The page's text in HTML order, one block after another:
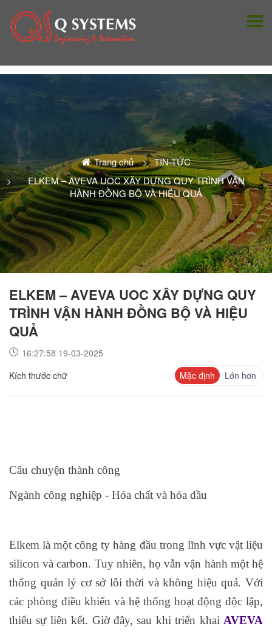
Trang chủ
TIN TỨC
ELKEM – AVEVA UOC XÂY DỰNG QUY TRÌNH VẬN
HÀNH ĐỒNG BỘ VÀ HIỆU QUẢ
ELKEM – AVEVA UOC XÂY DỰNG QUY
TRÌNH VẬN HÀNH ĐỒNG BỘ VÀ HIỆU
QUẢ
16:27:58 19-03-2025
Kích thước chữ
Mặc định Lớn hơn
Câu chuyện thành công
Ngành công nghiệp - Hóa chất và hóa dầu
Elkem là một công ty hàng đầu trong lĩnh vực vật liệu
silicon và carbon. Tuy nhiên, họ vẫn vận hành một hệ
thống quản lý cơ sở lỗi thời và không hiệu quả. Với
các phòng điều khiển và hệ thống hoạt động độc lập,
thiếu sự liên kết. Giờ đây, sau khi triển khai AVEVA